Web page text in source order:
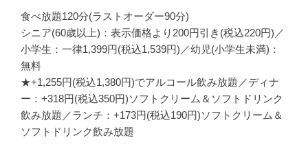
食べ放題120分(ラストオーダー90分)
シニア(60歳以上)：表示価格より200円引き(税込220円)／
小学生：一律1,399円(税込1,539円)／幼児(小学生未満)：
無料
★+1,255円(税込1,380円)でアルコール飲み放題／ディナ
ー：+318円(税込350円)ソフトクリーム＆ソフトドリンク
飲み放題／ランチ：+173円(税込190円)ソフトクリーム＆
ソフトドリンク飲み放題